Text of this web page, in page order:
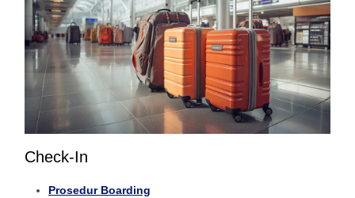
Check-In
Prosedur Boarding